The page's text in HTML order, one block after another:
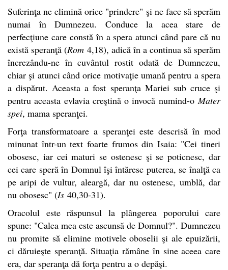
Suferinţa ne elimină orice "prindere" şi ne face să sperăm
numai în Dumnezeu. Conduce la acea stare de
perfecţiune care constă în a spera atunci când pare că nu
există speranţă (Rom 4,18), adică în a continua să sperăm
încrezându-ne în cuvântul rostit odată de Dumnezeu,
chiar şi atunci când orice motivaţie umană pentru a spera
a dispărut. Aceasta a fost speranţa Mariei sub cruce şi
pentru aceasta evlavia creştină o invocă numind-o Mater
spei, mama speranţei.
Forţa transformatoare a speranţei este descrisă în mod
minunat într-un text foarte frumos din Isaia: "Cei tineri
obosesc, iar cei maturi se ostenesc şi se poticnesc, dar
cei care speră în Domnul îşi întăresc puterea, se înalţă ca
pe aripi de vultur, aleargă, dar nu ostenesc, umblă, dar
nu obosesc" (Is 40,30-31).
Oracolul este răspunsul la plângerea poporului care
spune: "Calea mea este ascunsă de Domnul?". Dumnezeu
nu promite să elimine motivele oboselii şi ale epuizării,
ci dăruieşte speranţă. Situaţia rămâne în sine aceea care
era, dar speranţa dă forţa pentru a o depăşi.